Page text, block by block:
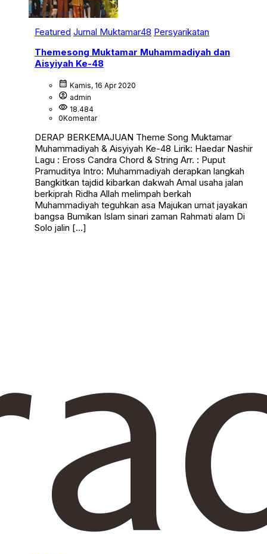
Featured Jurnal Muktamar48 Persyarikatan
Themesong Muktamar Muhammadiyah dan
Aisyiyah Ke-48
calendar_month Kamis, 16 Apr 2020
account_circle admin
visibility 18.484
0Komentar
DERAP BERKEMAJUAN Theme Song Muktamar
Muhammadiyah & Aisyiyah Ke-48 Lirik: Haedar Nashir
Lagu : Eross Candra Chord & String Arr. : Puput
Pramuditya Intro: Muhammadiyah derapkan langkah
Bangkitkan tajdid kibarkan dakwah Amal usaha jalan
berkiprah Ridha Allah melimpah berkah
Muhammadiyah teguhkan asa Majukan umat jayakan
bangsa Bumikan Islam sinari zaman Rahmati alam Di
Solo jalin […]